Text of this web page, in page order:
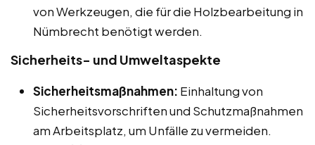
von Werkzeugen, die für die Holzbearbeitung in
Nümbrecht benötigt werden.
Sicherheits- und Umweltaspekte
Sicherheitsmaßnahmen: Einhaltung von
Sicherheitsvorschriften und Schutzmaßnahmen
am Arbeitsplatz, um Unfälle zu vermeiden.